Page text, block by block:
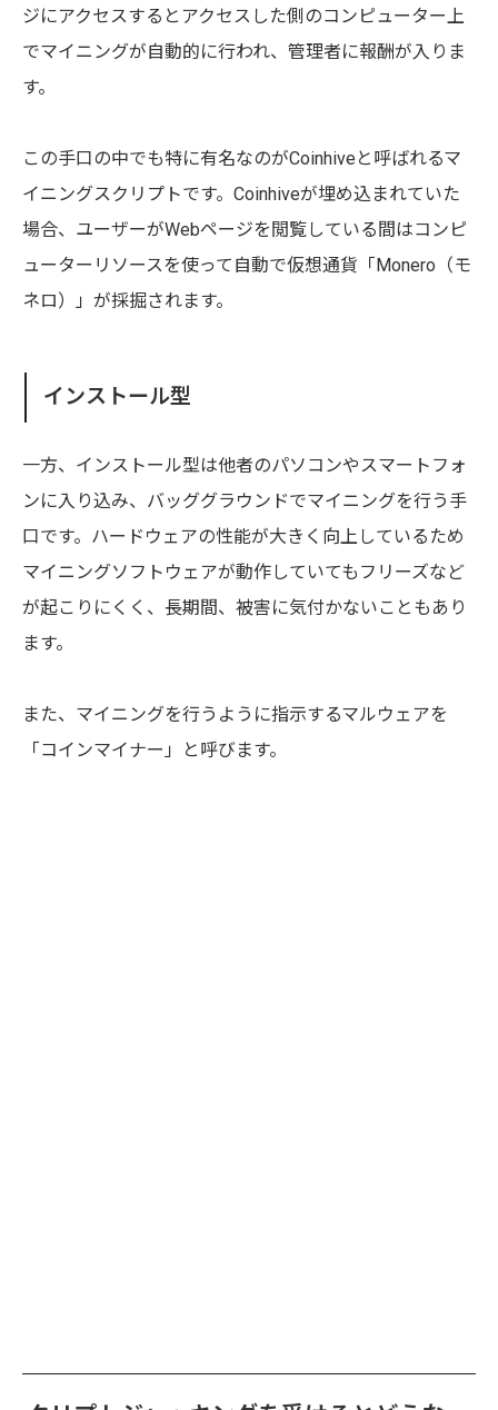
ジにアクセスするとアクセスした側のコンピューター上
でマイニングが自動的に行われ、管理者に報酬が入りま
す。
この手口の中でも特に有名なのがCoinhiveと呼ばれるマ
イニングスクリプトです。Coinhiveが埋め込まれていた
場合、ユーザーがWebページを閲覧している間はコンピ
ューターリソースを使って自動で仮想通貨「Monero（モ
ネロ）」が採掘されます。
インストール型
一方、インストール型は他者のパソコンやスマートフォ
ンに入り込み、バッググラウンドでマイニングを行う手
口です。ハードウェアの性能が大きく向上しているため
マイニングソフトウェアが動作していてもフリーズなど
が起こりにくく、長期間、被害に気付かないこともあり
ます。
また、マイニングを行うように指示するマルウェアを
「コインマイナー」と呼びます。